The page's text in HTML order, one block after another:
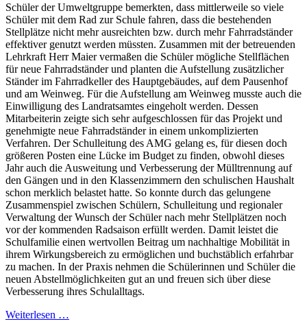
Schüler der Umweltgruppe bemerkten, dass mittlerweile so viele
Schüler mit dem Rad zur Schule fahren, dass die bestehenden
Stellplätze nicht mehr ausreichten bzw. durch mehr Fahrradständer
effektiver genutzt werden müssten. Zusammen mit der betreuenden
Lehrkraft Herr Maier vermaßen die Schüler mögliche Stellflächen
für neue Fahrradständer und planten die Aufstellung zusätzlicher
Ständer im Fahrradkeller des Hauptgebäudes, auf dem Pausenhof
und am Weinweg. Für die Aufstellung am Weinweg musste auch die
Einwilligung des Landratsamtes eingeholt werden. Dessen
Mitarbeiterin zeigte sich sehr aufgeschlossen für das Projekt und
genehmigte neue Fahrradständer in einem unkomplizierten
Verfahren. Der Schulleitung des AMG gelang es, für diesen doch
größeren Posten eine Lücke im Budget zu finden, obwohl dieses
Jahr auch die Ausweitung und Verbesserung der Mülltrennung auf
den Gängen und in den Klassenzimmern den schulischen Haushalt
schon merklich belastet hatte. So konnte durch das gelungene
Zusammenspiel zwischen Schülern, Schulleitung und regionaler
Verwaltung der Wunsch der Schüler nach mehr Stellplätzen noch
vor der kommenden Radsaison erfüllt werden. Damit leistet die
Schulfamilie einen wertvollen Beitrag um nachhaltige Mobilität in
ihrem Wirkungsbereich zu ermöglichen und buchstäblich erfahrbar
zu machen. In der Praxis nehmen die Schülerinnen und Schüler die
neuen Abstellmöglichkeiten gut an und freuen sich über diese
Verbesserung ihres Schulalltags.
Weiterlesen …